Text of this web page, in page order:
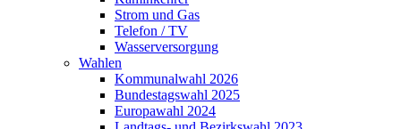
Strom und Gas
Telefon / TV
Wasserversorgung
Wahlen
Kommunalwahl 2026
Bundestagswahl 2025
Europawahl 2024